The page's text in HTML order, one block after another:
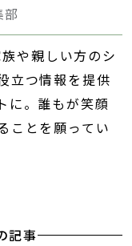
部
や親しい方のシ
立つ情報を提供
に。誰もが笑顔
ことを願ってい
記事